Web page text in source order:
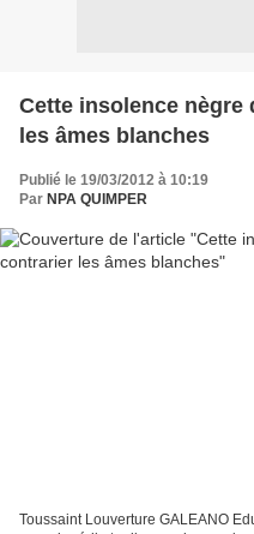
Cette insolence
les âmes blanches
Publié le 19/03/2012 à 10:19
Par NPA QUIMPER
Toussaint Louverture GALEANO